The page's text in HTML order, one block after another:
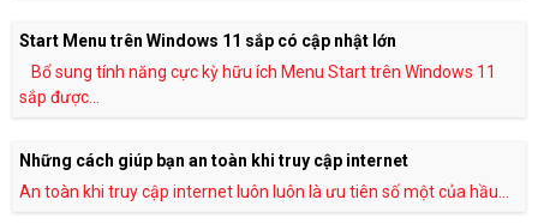
Start Menu trên Windows 11 sắp có cập nhật lớn
Bổ sung tính năng cực kỳ hữu ích Menu Start trên Windows 11
sắp được...
Những cách giúp bạn an toàn khi truy cập internet
An toàn khi truy cập internet luôn luôn là ưu tiên số một của hầu...